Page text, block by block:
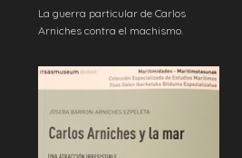
La guerra particular de Carlos
Arniches contra el machismo.